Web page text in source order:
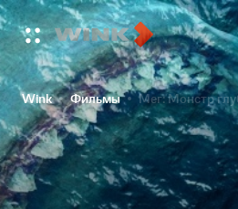
Wink Фильмы Мег: Монстр